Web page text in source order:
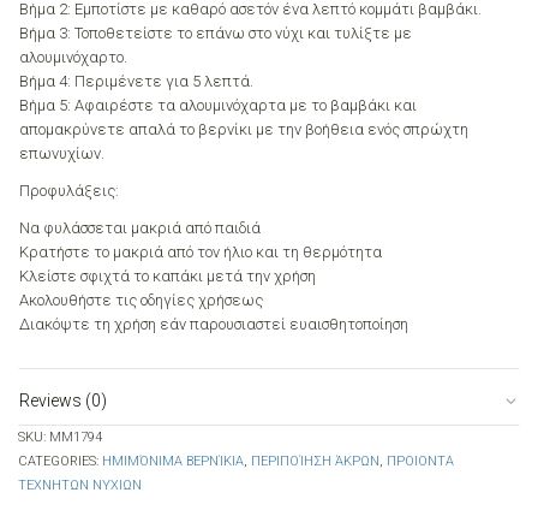
Βήμα 2: Εμποτίστε με καθαρό ασετόν ένα λεπτό κομμάτι βαμβάκι.
Βήμα 3: Τοποθετείστε το επάνω στο νύχι και τυλίξτε με
αλουμινόχαρτο.
Βήμα 4: Περιμένετε για 5 λεπτά.
Βήμα 5: Αφαιρέστε τα αλουμινόχαρτα με το βαμβάκι και
απομακρύνετε απαλά το βερνίκι με την βοήθεια ενός σπρώχτη
επωνυχίων.
Προφυλάξεις:
Να φυλάσσεται μακριά από παιδιά
Κρατήστε το μακριά από τον ήλιο και τη θερμότητα
Κλείστε σφιχτά το καπάκι μετά την χρήση
Ακολουθήστε τις οδηγίες χρήσεως
Διακόψτε τη χρήση εάν παρουσιαστεί ευαισθητοποίηση
Reviews (0)
SKU: MM1794
CATEGORIES: ΗΜΙΜΌΝΙΜΑ ΒΕΡΝΊΚΙΑ, ΠΕΡΙΠΟΊΗΣΗ ΆΚΡΩΝ, ΠΡΟΙΟΝΤΑ
ΤΕΧΝΗΤΩΝ ΝΥΧΙΩΝ